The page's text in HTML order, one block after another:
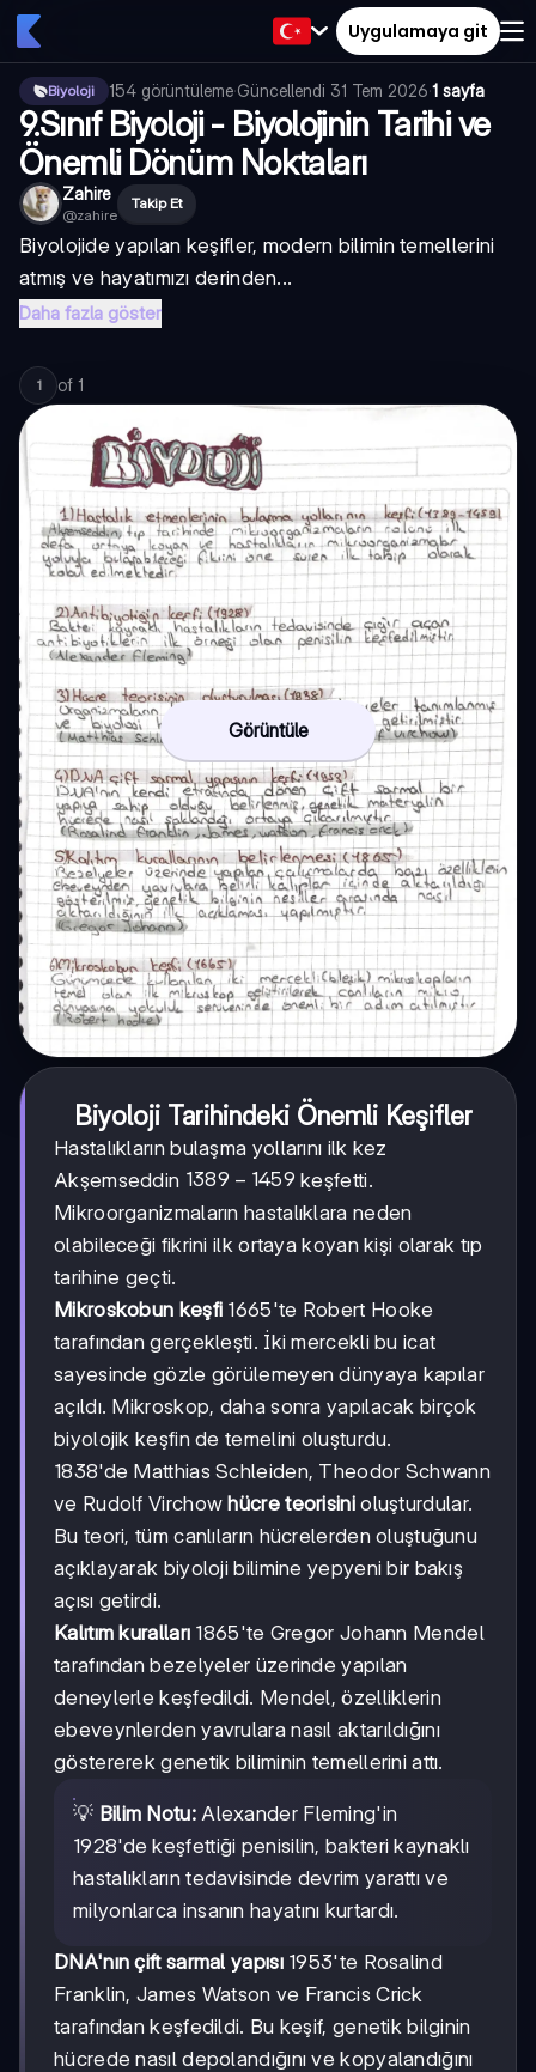
Uygulamaya git
Biyoloji 154 görüntüleme·Güncellendi 31 Tem 2026·1 sayfa
9.Sınıf Biyoloji - Biyolojinin Tarihi ve
Önemli Dönüm Noktaları
Zahire
@zahire
Takip Et
Biyolojide yapılan keşifler, modern bilimin temellerini
atmış ve hayatımızı derinden...
Daha fazla göster
1 of 1
Görüntüle
Biyoloji Tarihindeki Önemli Keşifler
Hastalıkların bulaşma yollarını ilk kez
Akşemseddin 1389-
1459
1389 − 1459 keşfetti.
Mikroorganizmaların hastalıklara neden
olabileceği fikrini ilk ortaya koyan kişi olarak tıp
tarihine geçti.
Mikroskobun keşfi 1665'te Robert Hooke
tarafından gerçekleşti. İki mercekli bu icat
sayesinde gözle görülemeyen dünyaya kapılar
açıldı. Mikroskop, daha sonra yapılacak birçok
biyolojik keşfin de temelini oluşturdu.
1838'de Matthias Schleiden, Theodor Schwann
ve Rudolf Virchowhücre teorisinioluşturdular.
Bu teori, tüm canlıların hücrelerden oluştuğunu
açıklayarak biyoloji bilimine yepyeni bir bakış
açısı getirdi.
Kalıtım kuralları 1865'te Gregor Johann Mendel
tarafından bezelyeler üzerinde yapılan
deneylerle keşfedildi. Mendel, özelliklerin
ebeveynlerden yavrulara nasıl aktarıldığını
göstererek genetik biliminin temellerini attı.
💡 Bilim Notu:Alexander Fleming'in
1928'de keşfettiği penisilin, bakteri kaynaklı
hastalıkların tedavisinde devrim yarattı ve
milyonlarca insanın hayatını kurtardı.
DNA'nın çift sarmal yapısı1953'te Rosalind
Franklin, James Watson ve Francis Crick
tarafından keşfedildi. Bu keşif, genetik bilginin
hücrede nasıl depolandığını ve kopyalandığını